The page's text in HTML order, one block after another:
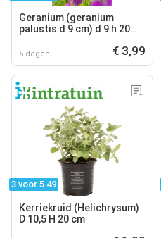
Geranium (geranium
palustis d 9 cm) d 9 h 20
5 dagen € 3,99
3 voor 5.49
Kerriekruid (Helichrysum)
D 10,5 H 20 cm